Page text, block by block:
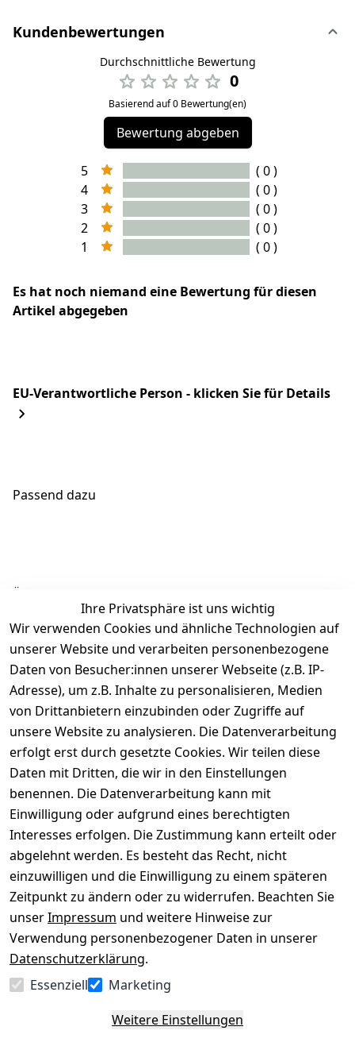
Kundenbewertungen
Durchschnittliche Bewertung
0
Basierend auf 0 Bewertung(en)
Bewertung abgeben
5
( 0 )
4
( 0 )
3
( 0 )
2
( 0 )
1
( 0 )
Es hat noch niemand eine Bewertung für diesen
Artikel abgegeben
EU-Verantwortliche Person - klicken Sie für Details
Passend dazu
Ähnliche Produkte
Ihre Privatsphäre ist uns wichtig
Wir verwenden Cookies und ähnliche Technologien auf
unserer Website und verarbeiten personenbezogene
Daten von Besucher:innen unserer Webseite (z.B. IP-
Adresse), um z.B. Inhalte zu personalisieren, Medien
von Drittanbietern einzubinden oder Zugriffe auf
unsere Website zu analysieren. Die Datenverarbeitung
erfolgt erst durch gesetzte Cookies. Wir teilen diese
Daten mit Dritten, die wir in den Einstellungen
benennen. Die Datenverarbeitung kann mit
Einwilligung oder aufgrund eines berechtigten
Interesses erfolgen. Die Zustimmung kann erteilt oder
abgelehnt werden. Es besteht das Recht, nicht
einzuwilligen und die Einwilligung zu einem späteren
Zeitpunkt zu ändern oder zu widerrufen. Beachten Sie
unserImpressum und weitere Hinweise zur
Verwendung personenbezogener Daten in unserer
Datenschutzerklärung.
Essenziell
Marketing
Weitere Einstellungen
Rechtliches
AGB
Impressum
Datenschutze
rklärung
Barrierefreihe
itserklärung
Widerrufsrec
ht
Über uns
Kontakt
Registrieren
Kataloge zum
Download
Pflege &
Kundendienst
Kiefermöbel
Hilfe
Wir
versenden
mit
Zahle
bequem per
Vertrag
widerrufen